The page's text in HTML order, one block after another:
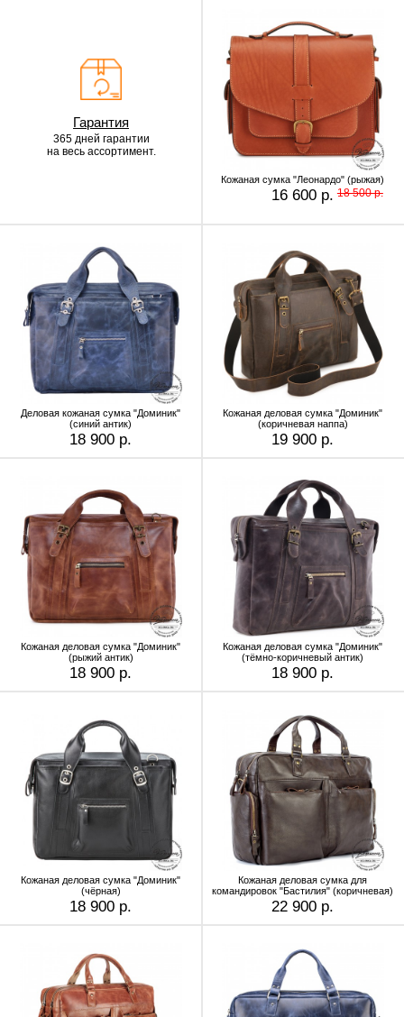
Гарантия
365 дней гарантии
на весь ассортимент.
Кожаная сумка "Леонардо" (рыжая)
16 600 р. 18 500 р.
Деловая кожаная сумка "Доминик"
(синий антик)
18 900 р.
Кожаная деловая сумка "Доминик"
(коричневая наппа)
19 900 р.
Кожаная деловая сумка "Доминик"
(рыжий антик)
18 900 р.
Кожаная деловая сумка "Доминик"
(тёмно-коричневый антик)
18 900 р.
Кожаная деловая сумка "Доминик"
(чёрная)
18 900 р.
Кожаная деловая сумка для
командировок "Бастилия" (коричневая)
22 900 р.